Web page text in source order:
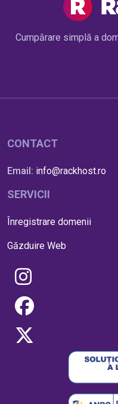
Cumpărare simplă a
CONTACT
Email: info@rackhost.ro
SERVICII
Înregistrare domenii
Găzduire Web